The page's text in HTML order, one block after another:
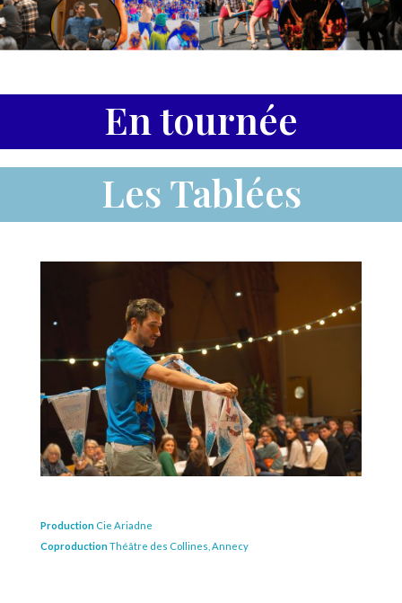
En tournée
Les Tablées
Production Cie Ariadne
CoproductionThéâtre des Collines, Annecy